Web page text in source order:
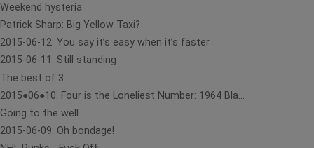
Weekend hysteria
Patrick Sharp: Big Yellow Taxi?
2015-06-12: You say it’s easy when it’s faster
2015-06-11: Still standing
The best of 3
2015●06●10: Four is the Loneliest Number: 1964 Bla...
Going to the well
2015-06-09: Oh bondage!